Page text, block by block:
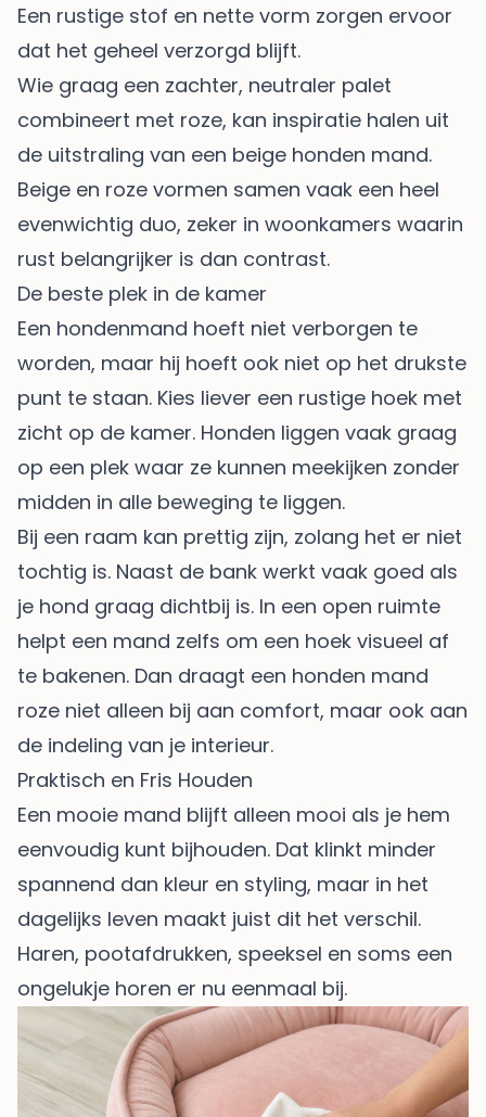
Een rustige stof en nette vorm zorgen ervoor
dat het geheel verzorgd blijft.
Wie graag een zachter, neutraler palet
combineert met roze, kan inspiratie halen uit
de uitstraling van een beige honden mand.
Beige en roze vormen samen vaak een heel
evenwichtig duo, zeker in woonkamers waarin
rust belangrijker is dan contrast.
De beste plek in de kamer
Een hondenmand hoeft niet verborgen te
worden, maar hij hoeft ook niet op het drukste
punt te staan. Kies liever een rustige hoek met
zicht op de kamer. Honden liggen vaak graag
op een plek waar ze kunnen meekijken zonder
midden in alle beweging te liggen.
Bij een raam kan prettig zijn, zolang het er niet
tochtig is. Naast de bank werkt vaak goed als
je hond graag dichtbij is. In een open ruimte
helpt een mand zelfs om een hoek visueel af
te bakenen. Dan draagt een honden mand
roze niet alleen bij aan comfort, maar ook aan
de indeling van je interieur.
Praktisch en Fris Houden
Een mooie mand blijft alleen mooi als je hem
eenvoudig kunt bijhouden. Dat klinkt minder
spannend dan kleur en styling, maar in het
dagelijks leven maakt juist dit het verschil.
Haren, pootafdrukken, speeksel en soms een
ongelukje horen er nu eenmaal bij.